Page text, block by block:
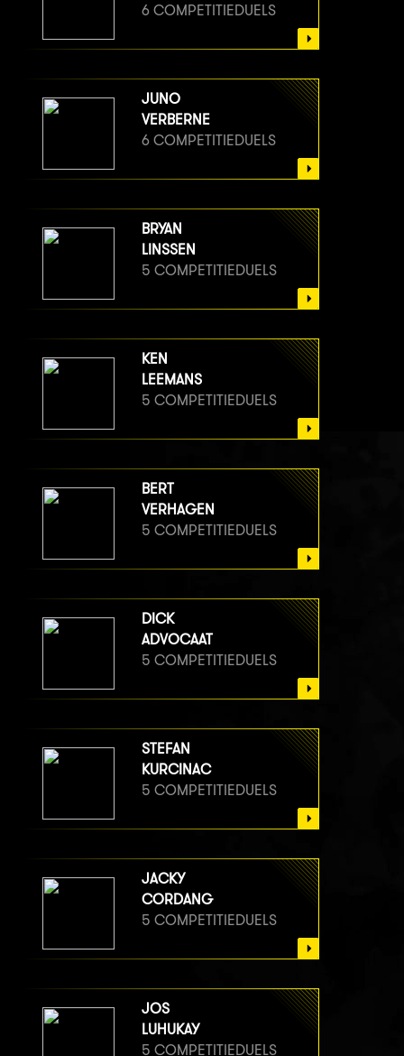
6 COMPETITIEDUELS
JUNO
VERBERNE
6 COMPETITIEDUELS
BRYAN
LINSSEN
5 COMPETITIEDUELS
KEN
LEEMANS
5 COMPETITIEDUELS
BERT
VERHAGEN
5 COMPETITIEDUELS
DICK
ADVOCAAT
5 COMPETITIEDUELS
STEFAN
KURCINAC
5 COMPETITIEDUELS
JACKY
CORDANG
5 COMPETITIEDUELS
JOS
LUHUKAY
5 COMPETITIEDUELS